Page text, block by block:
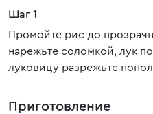
Шаг 1
Промойте рис до
нарежьте соломкой, лук
луковицу разрежьте
Приготовление